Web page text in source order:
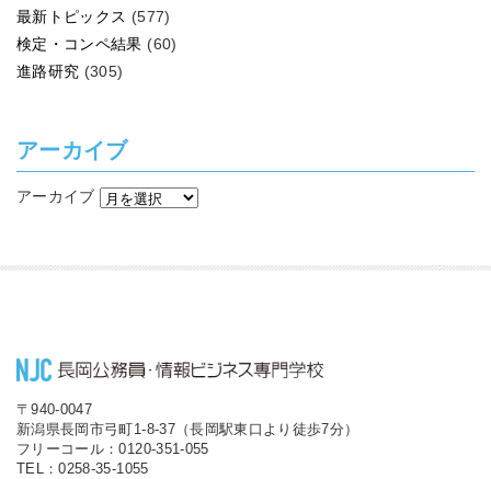
最新トピックス (577)
検定・コンペ結果 (60)
進路研究 (305)
アーカイブ
アーカイブ
〒940-0047
新潟県長岡市弓町1-8-37（長岡駅東口より徒歩7分）
フリーコール：0120-351-055
TEL：0258-35-1055